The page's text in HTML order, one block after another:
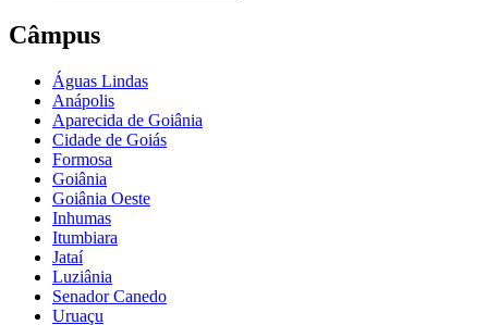
Câmpus
Águas Lindas
Anápolis
Aparecida de Goiânia
Cidade de Goiás
Formosa
Goiânia
Goiânia Oeste
Inhumas
Itumbiara
Jataí
Luziânia
Senador Canedo
Uruaçu